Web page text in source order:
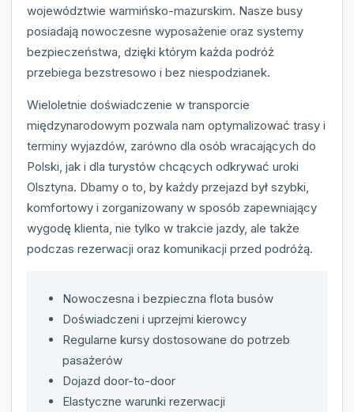
województwie warmińsko-mazurskim. Nasze busy
posiadają nowoczesne wyposażenie oraz systemy
bezpieczeństwa, dzięki którym każda podróż
przebiega bezstresowo i bez niespodzianek.
Wieloletnie doświadczenie w transporcie
międzynarodowym pozwala nam optymalizować trasy i
terminy wyjazdów, zarówno dla osób wracających do
Polski, jak i dla turystów chcących odkrywać uroki
Olsztyna. Dbamy o to, by każdy przejazd był szybki,
komfortowy i zorganizowany w sposób zapewniający
wygodę klienta, nie tylko w trakcie jazdy, ale także
podczas rezerwacji oraz komunikacji przed podróżą.
Nowoczesna i bezpieczna flota busów
Doświadczeni i uprzejmi kierowcy
Regularne kursy dostosowane do potrzeb
pasażerów
Dojazd door-to-door
Elastyczne warunki rezerwacji